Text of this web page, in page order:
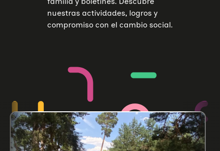
nuestras actividades, logros y
compromiso con el cambio social.